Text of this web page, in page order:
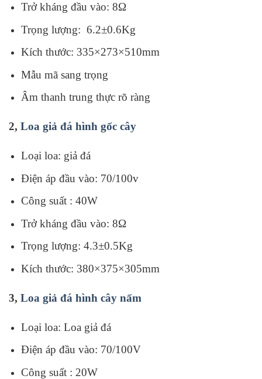
Trở kháng đầu vào: 8Ω
Trọng lượng: 6.2±0.6Kg
Kích thước: 335×273×510mm
Mẫu mã sang trọng
Âm thanh trung thực rõ ràng
2, Loa giả đá hình gốc cây
Loại loa: giả đá
Điện áp đầu vào: 70/100v
Công suất : 40W
Trở kháng đầu vào: 8Ω
Trọng lượng: 4.3±0.5Kg
Kích thước: 380×375×305mm
3, Loa giả đá hình cây nấm
Loại loa: Loa giả đá
Điện áp đầu vào: 70/100V
Công suất : 20W